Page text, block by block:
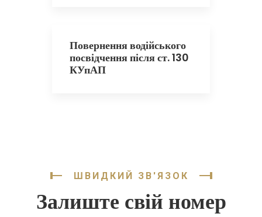
Повернення водійського
посвідчення після ст. 130
КУпАП
ШВИДКИЙ ЗВ'ЯЗОК
Залиште свій номер